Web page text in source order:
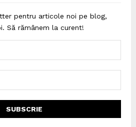
pentru articole noi pe blog,
Să rămânem la curent!